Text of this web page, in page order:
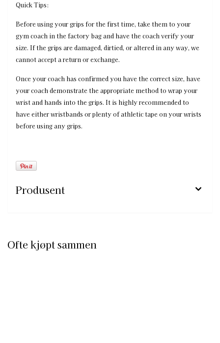
Quick Tips:
Before using your grips for the first time, take them to your
gym coach in the factory bag and have the coach verify your
size. If the grips are damaged, dirtied, or altered in any way, we
cannot accept a return or exchange.
Once your coach has confirmed you have the correct size, have
your coach demonstrate the appropriate method to wrap your
wrist and hands into the grips. It is highly recommended to
have either wristbands or plenty of athletic tape on your wrists
before using any grips.
Produsent
Ofte kjøpt sammen